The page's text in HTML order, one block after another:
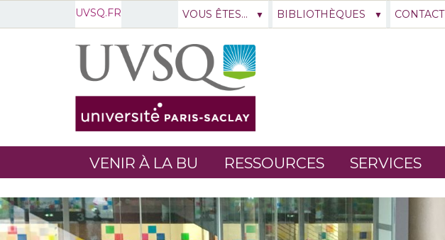
UVSQ.FR
VENIR À LA BU RESSOURCES SERVICES
VOUS ÊTES... BIBLIOTHÈQUES CONTACT